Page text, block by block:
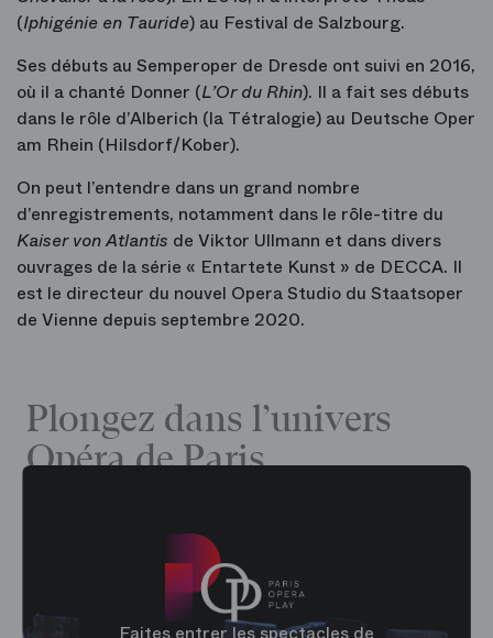
(Iphigénie en Tauride) au Festival de Salzbourg.
Ses débuts au Semperoper de Dresde ont suivi en 2016,
où il a chanté Donner (L’Or du Rhin). Il a fait ses débuts
dans le rôle d’Alberich (la Tétralogie) au Deutsche Oper
am Rhein (Hilsdorf/Kober).
On peut l’entendre dans un grand nombre
d’enregistrements, notamment dans le rôle-titre du
Kaiser von Atlantis de Viktor Ullmann et dans divers
ouvrages de la série « Entartete Kunst » de DECCA. Il
est le directeur du nouvel Opera Studio du Staatsoper
de Vienne depuis septembre 2020.
Plongez dans l’univers
Opéra de Paris
Faites entrer les spectacles de